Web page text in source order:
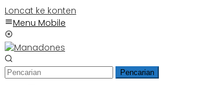
Loncat ke konten
Menu Mobile
Pencarian